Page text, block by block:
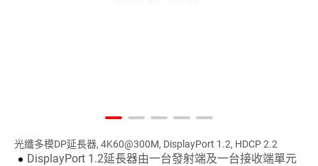
光纖多模DP延長器, 4K60@300M, DisplayPort 1.2, HDCP 2.2
DisplayPort 1.2延長器由一台發射端及一台接收端單元